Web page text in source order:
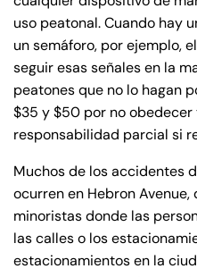
uso peatonal. Cuando hay
un semáforo, por ejemplo,
seguir esas señales en la
peatones que no lo hagan
$35 y $50 por no
responsabilidad parcial si
Muchos de los accidentes
ocurren en Hebron
minoristas donde las
las calles o los
estacionamientos en la